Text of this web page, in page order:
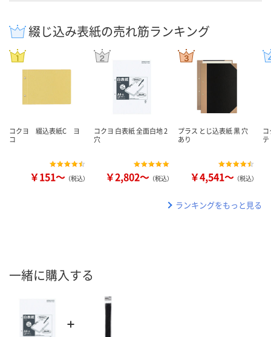
綴じ込み表紙の売れ筋ランキング
コクヨ 綴込表紙C ヨ
コ
￥151～ （税込）
コクヨ 白表紙 全面白地 2
穴
￥2,802～ （税込）
プラス とじ込表紙 黒 穴
あり
￥4,541～ （税込）
テ
ランキングをもっと見る
一緒に購入する